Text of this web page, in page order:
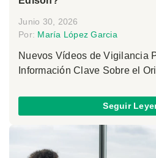
Junio 30, 2026
Por: María López Garcia
Nuevos Vídeos de Vigilancia
Información Clave Sobre el
Seguir